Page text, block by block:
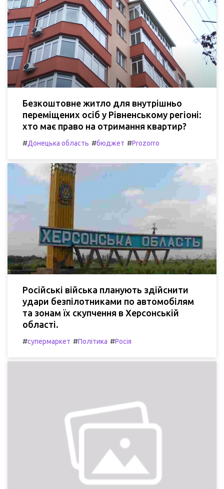
Безкоштовне житло для внутрішньо
переміщених осіб у Рівненському регіоні:
хто має право на отримання квартир?
#Донецька область #бюджет #Prozorro
Російські війська планують здійснити
удари безпілотниками по автомобілям
та зонам їх скупчення в Херсонській
області.
#супермаркет #Політика #Росія